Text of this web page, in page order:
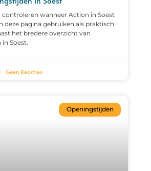
wanneer Action in Soest
deze pagina gebruiken als praktisch
het bredere overzicht van
Soest.
Geen Reacties
Openingstijden